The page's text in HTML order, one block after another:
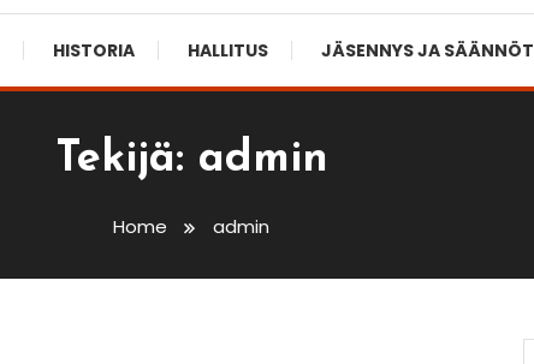
HISTORIA HALLITUS JÄSENNYS JA SÄÄNNÖT
Tekijä: admin
Home admin